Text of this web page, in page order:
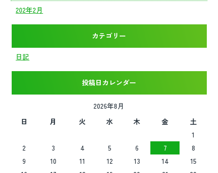
202年2月
カテゴリー
日記
投稿日カレンダー
2026年8月
日
月 火 水 木 金
土
1
2
3 4 5 6 7
8
9
10 11 12 13 14
15